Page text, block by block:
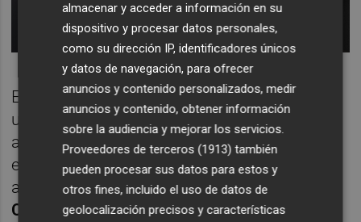
El habitáculo del nuevo CUPRA Tavascan da
un importante salto cualitativo hacia
adelante en materia de digitalización y
ergonomía de control. El conductor se sitúa
ahora frente a un cuadro de mandos
Cockpit de mayor tamaño que alcanza las
almacenar y acceder a información en su
dispositivo y procesar datos personales,
como su dirección IP, identificadores únicos
y datos de navegación, para ofrecer
anuncios y contenido personalizados, medir
anuncios y contenido, obtener información
sobre la audiencia y mejorar los servicios.
Proveedores de terceros (1913) también
pueden procesar sus datos para estos y
otros fines, incluido el uso de datos de
geolocalización precisos y características